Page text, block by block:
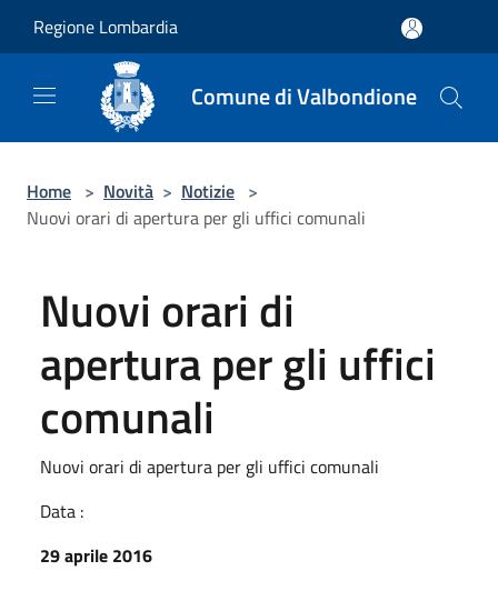
Regione Lombardia
Comune di Valbondione
Home > Novità > Notizie >
Nuovi orari di apertura per gli uffici comunali
Nuovi orari di
apertura per gli uffici
comunali
Nuovi orari di apertura per gli uffici comunali
Data :
29 aprile 2016